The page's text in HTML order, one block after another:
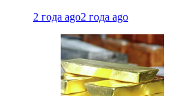
2 года ago2 года ago